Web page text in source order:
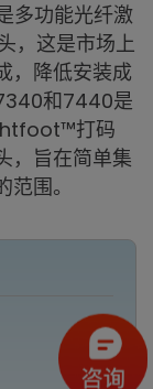
多功能光纤激
，这是市场上
，降低安装成
和7440是
打码
，旨在简单集
围。